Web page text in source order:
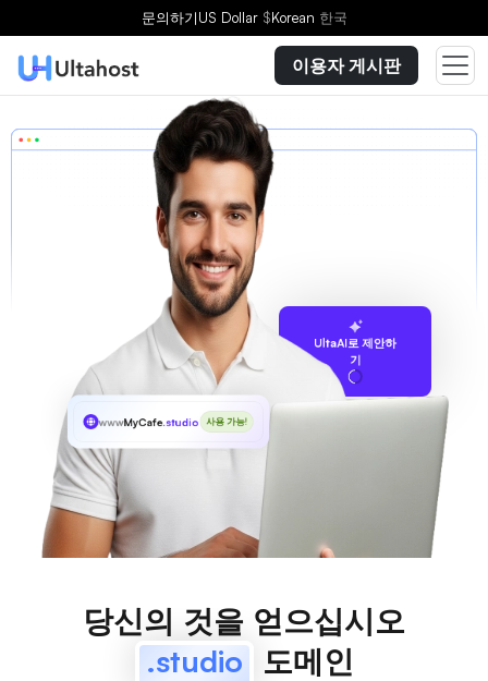
문의하기US Dollar $Korean 한국
이용자 게시판
UltaAI로 제안하
기
wwwMyCafe.studio 사용 가능!
당신의 것을 얻으십시오
.studio 도메인